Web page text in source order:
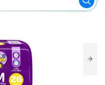
Fraldas Infantis